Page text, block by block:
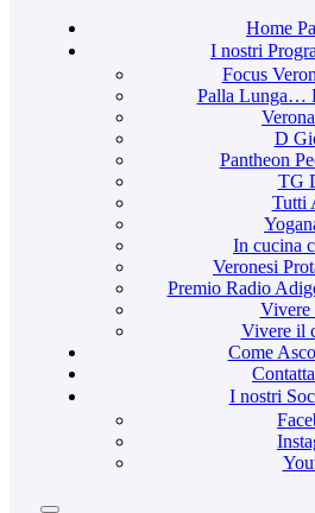
Home
I nostri
Focus
Palla Lunga…
D
Pantheon
TG
Tutti
In cucina
Veronesi
Premio Radio
Vivere
Vivere il
Come
I nostri